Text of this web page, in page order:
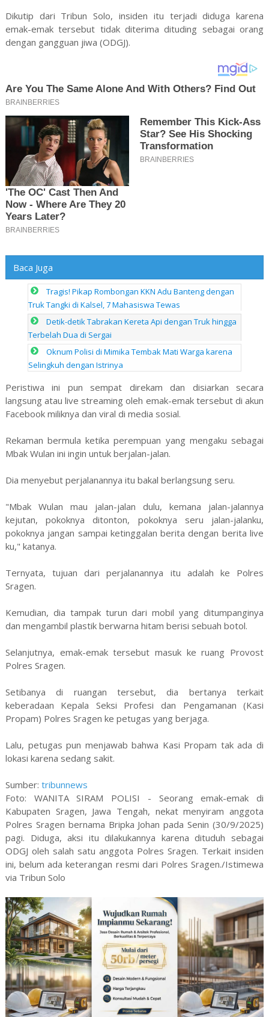
Dikutip dari Tribun Solo, insiden itu terjadi diduga karena
emak-emak tersebut tidak diterima dituding sebagai orang
dengan gangguan jiwa (ODGJ).
Baca Juga
Tragis! Pikap Rombongan KKN Adu Banteng dengan
Truk Tangki di Kalsel, 7 Mahasiswa Tewas
Detik-detik Tabrakan Kereta Api dengan Truk hingga
Terbelah Dua di Sergai
Oknum Polisi di Mimika Tembak Mati Warga karena
Selingkuh dengan Istrinya
Peristiwa ini pun sempat direkam dan disiarkan secara
langsung atau live streaming oleh emak-emak tersebut di akun
Facebook miliknya dan viral di media sosial.
Rekaman bermula ketika perempuan yang mengaku sebagai
Mbak Wulan ini ingin untuk berjalan-jalan.
Dia menyebut perjalanannya itu bakal berlangsung seru.
"Mbak Wulan mau jalan-jalan dulu, kemana jalan-jalannya
kejutan, pokoknya ditonton, pokoknya seru jalan-jalanku,
pokoknya jangan sampai ketinggalan berita dengan berita live
ku," katanya.
Ternyata, tujuan dari perjalanannya itu adalah ke Polres
Sragen.
Kemudian, dia tampak turun dari mobil yang ditumpanginya
dan mengambil plastik berwarna hitam berisi sebuah botol.
Selanjutnya, emak-emak tersebut masuk ke ruang Provost
Polres Sragen.
Setibanya di ruangan tersebut, dia bertanya terkait
keberadaan Kepala Seksi Profesi dan Pengamanan (Kasi
Propam) Polres Sragen ke petugas yang berjaga.
Lalu, petugas pun menjawab bahwa Kasi Propam tak ada di
lokasi karena sedang sakit.
Sumber: tribunnews
Foto: WANITA SIRAM POLISI - Seorang emak-emak di
Kabupaten Sragen, Jawa Tengah, nekat menyiram anggota
Polres Sragen bernama Bripka Johan pada Senin (30/9/2025)
pagi. Diduga, aksi itu dilakukannya karena dituduh sebagai
ODGJ oleh salah satu anggota Polres Sragen. Terkait insiden
ini, belum ada keterangan resmi dari Polres Sragen./Istimewa
via Tribun Solo